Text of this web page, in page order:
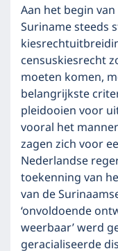
Aan het begin van
Suriname steeds
censuskiesrecht
moeten komen,
belangrijkste
pleidooien voor
vooral het
zagen zich voor
Nederlandse
toekenning van
van de
‘onvoldoende
weerbaar’ werd
geracialiseerde